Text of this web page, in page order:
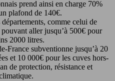
prend ainsi en charge 70%
plafond de 140€.
comme celui de
aller jusqu’à 500€ pour
2000 litres.
France subventionne jusqu’à 20
et 10 000€ pour les cuves hors-
de protection, résistance et